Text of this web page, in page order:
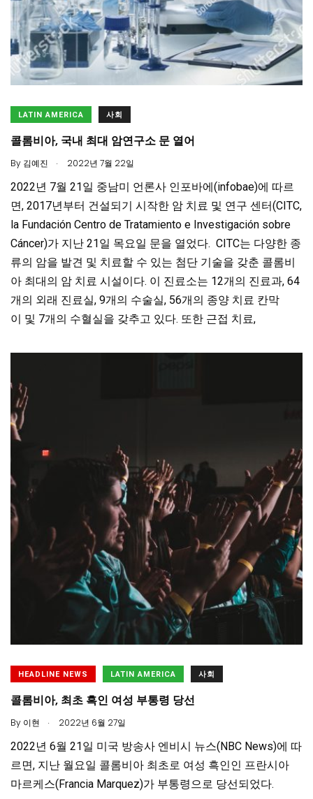
LATIN AMERICA 사회
콜롬비아, 국내 최대 암연구소 문 열어
By 김예진 . 2022년 7월 22일
2022년 7월 21일 중남미 언론사 인포바에(infobae)에 따르
면, 2017년부터 건설되기 시작한 암 치료 및 연구 센터(CITC,
la Fundación Centro de Tratamiento e Investigación sobre
Cáncer)가 지난 21일 목요일 문을 열었다. CITC는 다양한 종
류의 암을 발견 및 치료할 수 있는 첨단 기술을 갖춘 콜롬비
아 최대의 암 치료 시설이다. 이 진료소는 12개의 진료과, 64
개의 외래 진료실, 9개의 수술실, 56개의 종양 치료 칸막
이 및 7개의 수혈실을 갖추고 있다. 또한 근접 치료,
HEADLINE NEWS LATIN AMERICA 사회
콜롬비아, 최초 흑인 여성 부통령 당선
By 이현 . 2022년 6월 27일
2022년 6월 21일 미국 방송사 엔비시 뉴스(NBC News)에 따
르면, 지난 월요일 콜롬비아 최초로 여성 흑인인 프란시아
마르케스(Francia Marquez)가 부통령으로 당선되었다.